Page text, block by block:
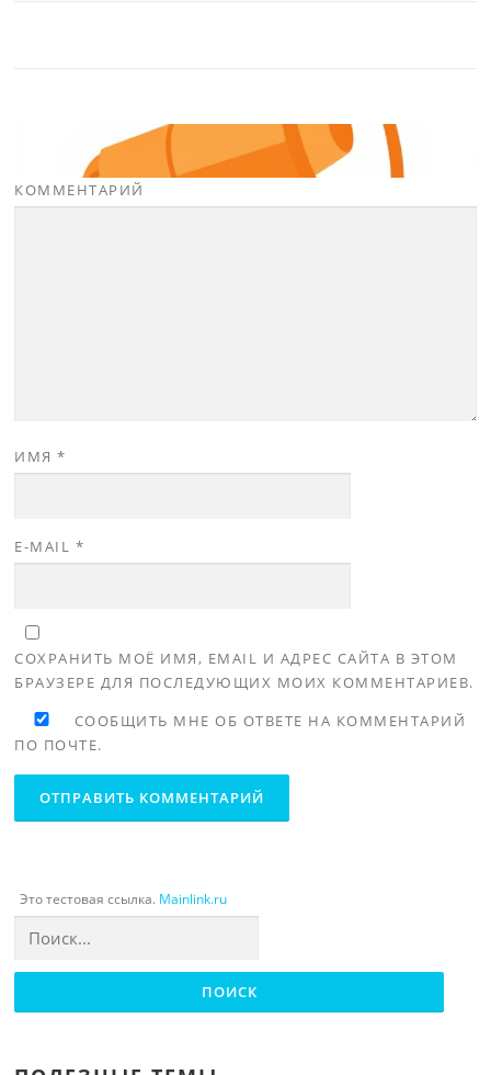
КОММЕНТАРИЙ
ИМЯ*
E-MAIL *
СОХРАНИТЬ МОЁ ИМЯ, EMAIL И АДРЕС САЙТА В ЭТОМ
БРАУЗЕРЕ ДЛЯ ПОСЛЕДУЮЩИХ МОИХ КОММЕНТАРИЕВ.
СООБЩИТЬ МНЕ ОБ ОТВЕТЕ НА КОММЕНТАРИЙ
ПО ПОЧТЕ.
Это тестовая ссылка. Mainlink.ru